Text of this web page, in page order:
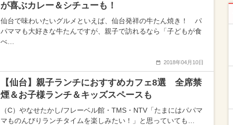
が喜ぶカレー＆シチューも！
仙台で味わいたいグルメといえば、仙台発祥の牛たん焼き！ パ
パママも大好きな牛たんですが、親子で訪れるなら「子どもが食
べ…
2018年04月10日
【仙台】親子ランチにおすすめカフェ8選 全席禁
煙＆お子様ランチ＆キッズスペースも
（C）やなせたかし/フレーベル館・TMS・NTV「たまにはパパマ
マものんびりランチタイムを楽しみたい！」と思っていても…